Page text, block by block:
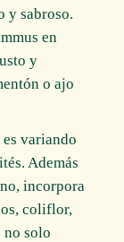
y sabroso.
en
y
o ajo
variando
Además
incorpora
coliflor,
no solo